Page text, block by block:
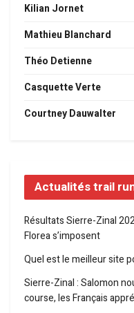
Kilian Jornet
Mathieu Blanchard
Théo Detienne
Casquette Verte
Courtney Dauwalter
Actualités trail
Résultats Sierre-Zinal
Florea s’imposent
Quel est le meilleur site
Sierre-Zinal : Salomon
course, les Français